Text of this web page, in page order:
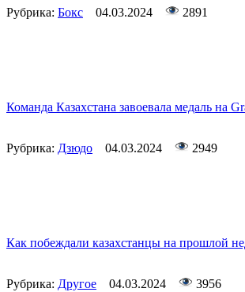
Рубрика: Бокс 04.03.2024 2891
Команда Казахстана завоевала медаль на
Рубрика: Дзюдо 04.03.2024 2949
Как побеждали казахстанцы на прошлой
Рубрика: Другое 04.03.2024 3956